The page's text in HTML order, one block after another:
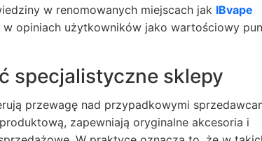
w renomowanych miejscach jak IBvape
opiniach użytkowników jako wartościowy
specjalistyczne sklepy
przewagę nad przypadkowymi
zapewniają oryginalne akcesoria i